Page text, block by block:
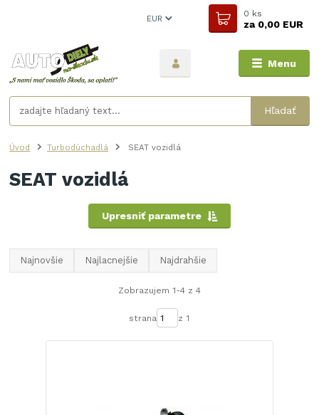
Menu
EUR
Hľadať
0 ks
za0,00 EUR
Úvod Turbodúchadlá SEAT vozidlá
SEAT vozidlá
Upresniť parametre
Najnovšie Najlacnejšie Najdrahšie
Zobrazujem 1-4 z 4
strana z 1